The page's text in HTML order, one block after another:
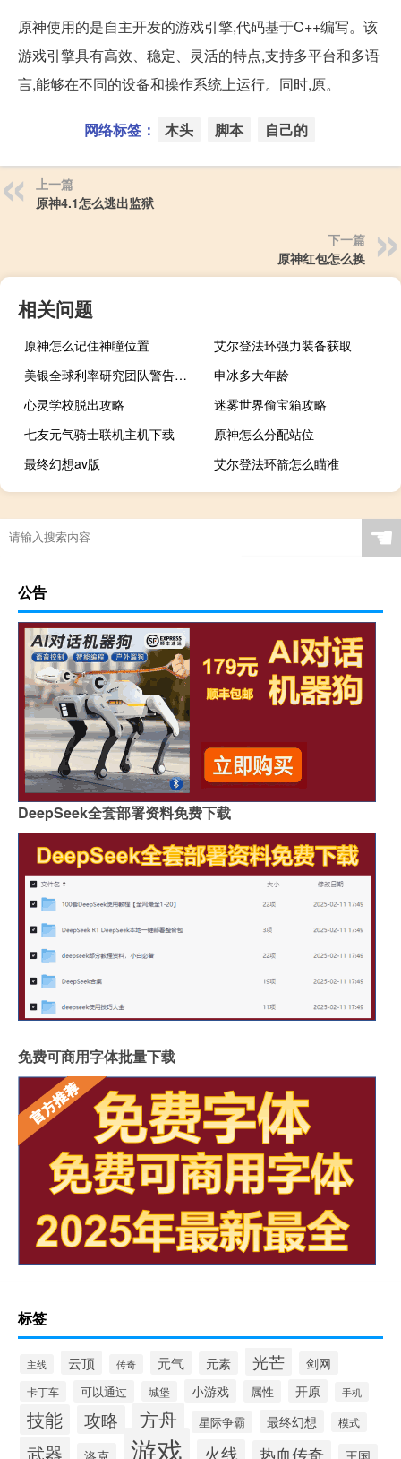
原神使用的是自主开发的游戏引擎,代码基于C++编写。该
游戏引擎具有高效、稳定、灵活的特点,支持多平台和多语
言,能够在不同的设备和操作系统上运行。同时,原。
网络标签： 木头 脚本 自己的
上一篇
原神4.1怎么逃出监狱
下一篇
原神红包怎么换
相关问题
原神怎么记住神瞳位置
艾尔登法环强力装备获取
美银全球利率研究团队警告：全球债市面临挑战上调年底两年期美债收益率预期50个基点
申冰多大年龄
心灵学校脱出攻略
迷雾世界偷宝箱攻略
七友元气骑士联机主机下载
原神怎么分配站位
最终幻想av版
艾尔登法环箭怎么瞄准
☚
公告
DeepSeek全套部署资料免费下载
免费可商用字体批量下载
标签
主线 云顶 传奇 元气 元素 光芒 剑网
卡丁车 可以通过 城堡 小游戏 属性 开原 手机
技能 攻略 方舟 星际争霸 最终幻想 模式
武器 洛克 游戏 火线 热血传奇 王国